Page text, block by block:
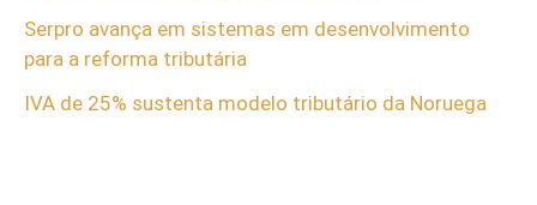
Serpro avança em sistemas em desenvolvimento
para a reforma tributária
IVA de 25% sustenta modelo tributário da Noruega